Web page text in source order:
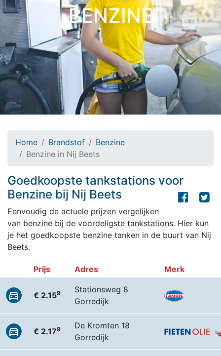
BENZINE
Home Brandstof
Benzine
Benzine in Nij Beets
Goedkoopste tankstations voor
Benzine bij Nij Beets
Eenvoudig de actuele prijzen vergelijken
van benzine bij de voordeligste tankstations. Hier kun
je het goedkoopste benzine tanken in de buurt van Nij
Beets.
Prijs Adres Merk
€ 2.159
Stationsweg 8
Gorredijk
€ 2.179
De Kromten 18
Gorredijk